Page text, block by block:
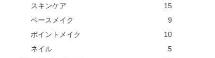
スキンケア
15
ベースメイク
9
ポイントメイク
10
ネイル
5